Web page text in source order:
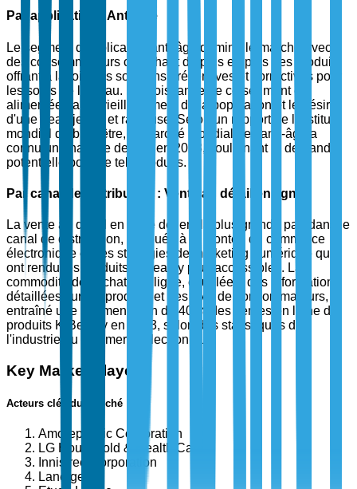
Par application : Anti-âge
Le segment d'application anti-âge domine le marché avec
des consommateurs cherchant de plus en plus des produits
offrant à la fois des solutions préventives et correctives pour
les soins de la peau. La croissance de ce segment est
alimentée par le vieillissement de la population et le désir
d'une peau jeune et radieuse. Selon un rapport de l'Institut
mondial du bien-être, le marché mondial des anti-âge a
connu une hausse de 8 % en 2023, soulignant la demande
potentielle pour de tels produits.
Par canal de distribution : Vente au détail en ligne
La vente au détail en ligne détient la plus grande part dans le
canal de distribution, attribuée à la montée du commerce
électronique et des stratégies de marketing numérique qui
ont rendu les produits K-Beauty plus accessibles. La
commodité des achats en ligne, couplée à des informations
détaillées sur les produits et des avis de consommateurs, a
entraîné une augmentation de 40 % des ventes en ligne de
produits K-Beauty en 2023, selon des statistiques de
l'industrie du commerce électronique.
Key Market Players
Acteurs clés du marché
Amorepacific Corporation
LG Household & Health Care
Innisfree Corporation
Laneige